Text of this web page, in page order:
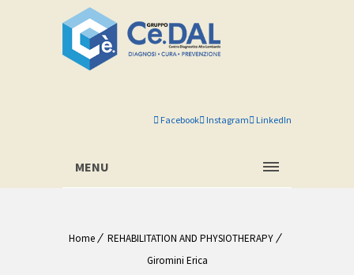
Facebook Instagram LinkedIn
MENU
Home
REHABILITATION AND PHYSIOTHERAPY
Giromini Erica